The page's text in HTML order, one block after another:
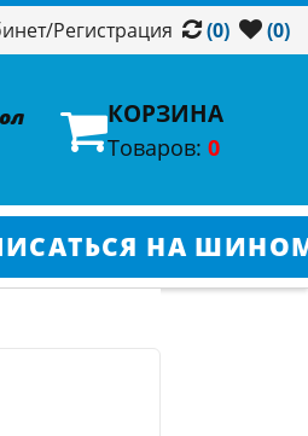
/Регистрация (0) (0)
КОРЗИНА
Товаров: 0
НА